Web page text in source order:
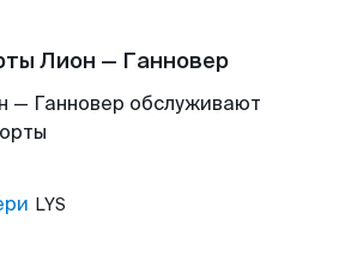
Лион — Ганновер
— Ганновер обслуживают
LYS